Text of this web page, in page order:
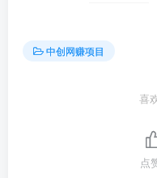
中创网赚项目
喜
点